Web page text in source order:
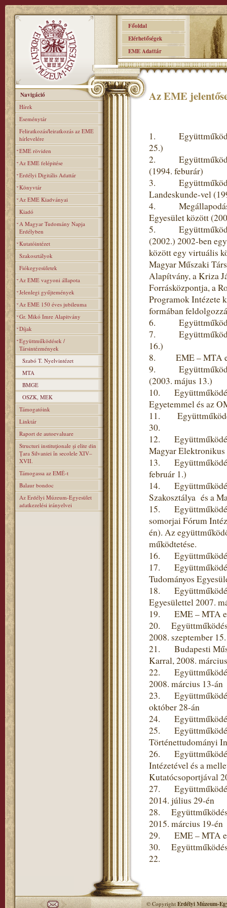
Főoldal
Elérhetőségek
EME Adattár
Navigáció
Hírek
Eseménytár
Feliratkozás/leiratkozás az EME
hírlevelére
EME röviden
Az EME felépitése
Erdélyi Digitális Adattár
Könyvtár
Az EME Kiadványai
Kiadó
A Magyar Tudomány Napja
Erdélyben
Kutatóintézet
Szakosztályok
Fiókegyesületek
Az EME vagyoni állapota
Jelenlegi gyűjtemények
Az EME 150 éves jubileuma
Gr. Mikó Imre Alapitvány
Díjak
Együttműködések /
Társintézmények
Szabó T. Nyelvintézet
MTA
BMGE
OSZK, MEK
Támogatóink
Linktár
Raport de autoevaluare
Structuri instituţionale şi elite din
Ţara Silvaniei în secolele XIV–
XVII.
Támogassa az EMÉ-t
Balaur bondoc
Az Erdélyi Múzeum-Egyesület
adatkezelési irányelvei
Az EME
1. Együttműködési
25.)
2. Együttműködési
(1994. feburár)
3. Együttműködési
Landeskunde-vel
4. Megállapodás a
Egyesület között
5. Együttműködés
(2002.) 2002-ben
között egy virtuális
Magyar Műszaki
Alapítvány, a Kriza
Forrásközpontja, a
Programok Intézete
formában
6. Együttműködési
7. Együttműködési
16.)
8. EME – MTA
9. Együttműködési
(2003. május 13.)
10.
Egyetemmel és az
11.
30.
12.
Magyar
13.
február 1.)
14.
Szakosztálya és a
15.
somorjai Fórum
én). Az
működtetése.
16.
17.
Tudományos
18.
Egyesülettel 2007.
19. EME – MTA
20. Együttműködési
2008. szeptember 15.
21. Budapesti
Karral, 2008.
22.
2008. március 13-án
23.
október 28-án
24.
25.
Történettudományi
26.
Intézetével és a
Kutatócsoportjával
27.
2014. július 29-én
28. Együttműködési
2015. március 19-én
29. EME – MTA
30. Együttműködési
22.
© CopyrightErdélyi Múzeum-